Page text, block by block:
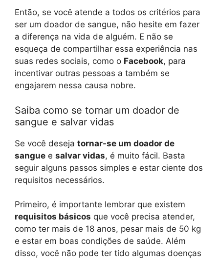
Então, se você atende a todos os critérios para
ser um doador de sangue, não hesite em fazer
a diferença na vida de alguém. E não se
esqueça de compartilhar essa experiência nas
suas redes sociais, como o Facebook, para
incentivar outras pessoas a também se
engajarem nessa causa nobre.
Saiba como se tornar um doador de
sangue e salvar vidas
Se você deseja tornar-se um doador de
sangue e salvar vidas, é muito fácil. Basta
seguir alguns passos simples e estar ciente dos
requisitos necessários.
Primeiro, é importante lembrar que existem
requisitos básicos que você precisa atender,
como ter mais de 18 anos, pesar mais de 50 kg
e estar em boas condições de saúde. Além
disso, você não pode ter tido algumas doenças